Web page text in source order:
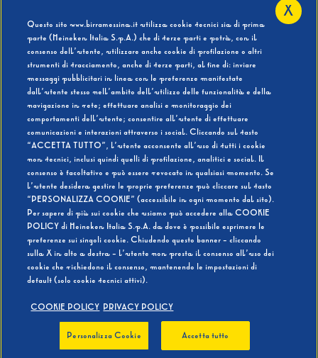
Hai compiuto 18 Anni?
SI NO
BEVI RESPONSABILMENTE
Questo sito www.birramessina.it utilizza cookie tecnici sia di prima
parte (Heineken Italia S.p.A.) che di terze parti e potrà, con il
consenso dell’utente, utilizzare anche cookie di profilazione o altri
strumenti di tracciamento, anche di terze parti, al fine di: inviare
messaggi pubblicitari in linea con le preferenze manifestate
dall’utente stesso nell’ambito dell’utilizzo delle funzionalità e della
navigazione in rete; effettuare analisi e monitoraggio dei
comportamenti dell’utente; consentire all’utente di effettuare
comunicazioni e interazioni attraverso i social. Cliccando sul tasto
“ACCETTA TUTTO”, l’utente acconsente all’uso di tutti i cookie
non tecnici, inclusi quindi quelli di profilazione, analitici e social. Il
consenso è facoltativo e può essere revocato in qualsiasi momento. Se
l’utente desidera gestire le proprie preferenze può cliccare sul tasto
“PERSONALIZZA COOKIE” (accessibile in ogni momento dal sito).
Per sapere di più sui cookie che usiamo può accedere alla COOKIE
POLICY di Heineken Italia S.p.A. da dove è possibile esprimere le
preferenze sui singoli cookie. Chiudendo questo banner - cliccando
sulla X in alto a destra - l’utente non presta il consenso all’uso dei
cookie che richiedono il consenso, mantenendo le impostazioni di
default (solo cookie tecnici attivi).
COOKIE POLICY PRIVACY POLICY
Personalizza Cookie Accetta tutto
X